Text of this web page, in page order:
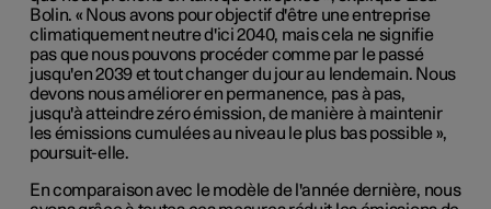
Bolin. « Nous avons pour objectif d'être une entreprise
climatiquement neutre d'ici 2040, mais cela ne signifie
pas que nous pouvons procéder comme par le passé
jusqu'en 2039 et tout changer du jour au lendemain. Nous
devons nous améliorer en permanence, pas à pas,
jusqu'à atteindre zéro émission, de manière à maintenir
les émissions cumulées au niveau le plus bas possible »,
poursuit-elle.
En comparaison avec le modèle de l'année dernière, nous